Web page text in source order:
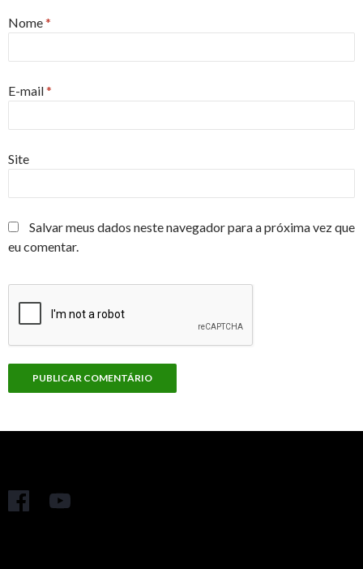
Nome*
E-mail*
Site
Salvar meus dados neste navegador para a próxima vez que
eu comentar.